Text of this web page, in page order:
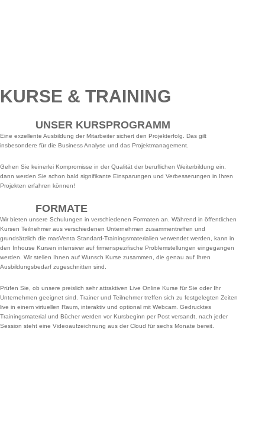
KURSE & TRAINING
UNSER KURSPROGRAMM
Eine exzellente Ausbildung der Mitarbeiter sichert den Projekterfolg. Das gilt
insbesondere für die Business Analyse und das Projektmanagement.
Gehen Sie keinerlei Kompromisse in der Qualität der beruflichen Weiterbildung ein,
dann werden Sie schon bald signifikante Einsparungen und Verbesserungen in Ihren
Projekten erfahren können!
FORMATE
Wir bieten unsere Schulungen in verschiedenen Formaten an. Während in öffentlichen
Kursen Teilnehmer aus verschiedenen Unternehmen zusammentreffen und
grundsätzlich die masVenta Standard-Trainingsmaterialien verwendet werden, kann in
den Inhouse Kursen intensiver auf firmenspezifische Problemstellungen eingegangen
werden. Wir stellen Ihnen auf Wunsch Kurse zusammen, die genau auf Ihren
Ausbildungsbedarf zugeschnitten sind.
Prüfen Sie, ob unsere preislich sehr attraktiven Live Online Kurse für Sie oder Ihr
Unternehmen geeignet sind. Trainer und Teilnehmer treffen sich zu festgelegten Zeiten
live in einem virtuellen Raum, interaktiv und optional mit Webcam. Gedrucktes
Trainingsmaterial und Bücher werden vor Kursbeginn per Post versandt, nach jeder
Session steht eine Videoaufzeichnung aus der Cloud für sechs Monate bereit.